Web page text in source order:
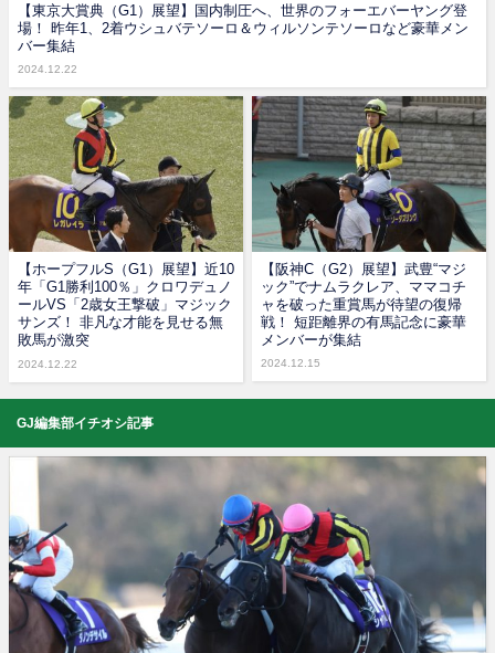
【東京大賞典（G1）展望】国内制圧へ、世界のフォーエバーヤング登
場！ 昨年1、2着ウシュバテソーロ＆ウィルソンテソーロなど豪華メン
バー集結
2024.12.22
【ホープフルS（G1）展望】近10
年「G1勝利100％」クロワデュノ
ールVS「2歳女王撃破」マジック
サンズ！ 非凡な才能を見せる無
敗馬が激突
2024.12.22
【阪神C（G2）展望】武豊“マジ
ック”でナムラクレア、ママコチ
ャを破った重賞馬が待望の復帰
戦！ 短距離界の有馬記念に豪華
メンバーが集結
2024.12.15
GJ編集部イチオシ記事